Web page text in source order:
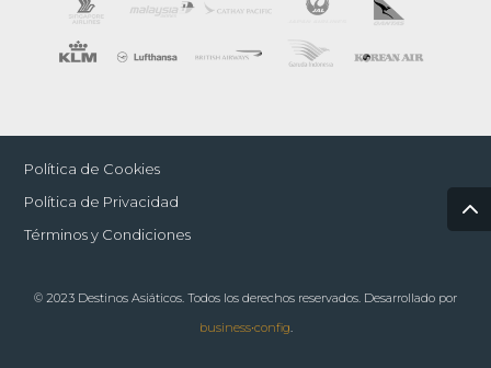
Política de Cookies
Política de Privacidad
Términos y Condiciones
© 2023 Destinos Asiáticos. Todos los derechos reservados. Desarrollado por
business•config